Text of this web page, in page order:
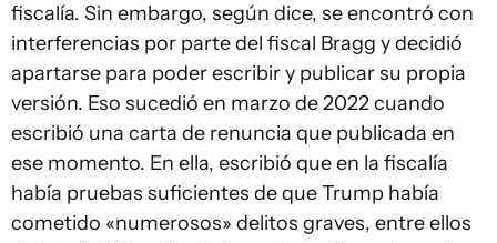
fiscalía. Sin embargo, según dice, se encontró con
interferencias por parte del fiscal Bragg y decidió
apartarse para poder escribir y publicar su propia
versión. Eso sucedió en marzo de 2022 cuando
escribió una carta de renuncia que publicada en
ese momento. En ella, escribió que en la fiscalía
había pruebas suficientes de que Trump había
cometido «numerosos» delitos graves, entre ellos